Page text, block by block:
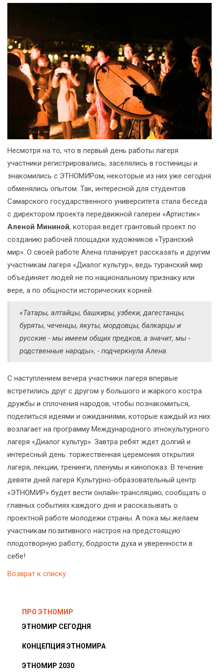
Несмотря на то, что в первый день работы лагеря
участники регистрировались, заселялись в гостиницы и
знакомились с ЭТНОМИРом, некоторые из них уже сегодня
обменялись опытом. Так, интересной для студентов
Самарского государственного университета стала беседа
с директором проекта передвижной галереи «Артистик»
Аленой Мининой, которая ведет грантовый проект по
созданию рабочей площадки художников «Туранский
мир». О своей работе Алена планирует рассказать и другим
участникам лагеря «Диалог культур», ведь туранский мир
объединяет людей не по национальному признаку или
вере, а по общности исторических корней.
«Татары, алтайцы, башкиры, узбеки, дагестанцы,
буряты, чеченцы, якуты, мордовцы, балкарцы и
русские - мы имеем общих предков, а значит, мы -
родственные народы», - подчеркнула Алена.
С наступлением вечера участники лагеря впервые
встретились друг с другом у большого и жаркого костра
дружбы и сплочения народов, чтобы познакомиться,
поделиться идеями и ожиданиями, которые каждый из них
возлагает на программу Международного этнокультурного
лагеря «Диалог культур». Завтра ребят ждет долгий и
интересный день: торжественная церемония открытия
лагеря, лекции, тренинги, пленумы и кинопоказ. В течение
девяти дней лагеря Культурно-образовательный центр
«ЭТНОМИР» будет вести онлайн-трансляцию, сообщать о
главных событиях каждого дня и рассказывать о
проектной работе молодежи страны. А пока мы желаем
участникам позитивного настроя на предстоящую
плодотворную работу, бодрости духа и уверенности в
себе!
Возврат к списку
ПРО ЭТНОМИР
ЭТНОМИР СЕГОДНЯ
КОНЦЕПЦИЯ ЭТНОМИРА
ЭТНОМИР 2030